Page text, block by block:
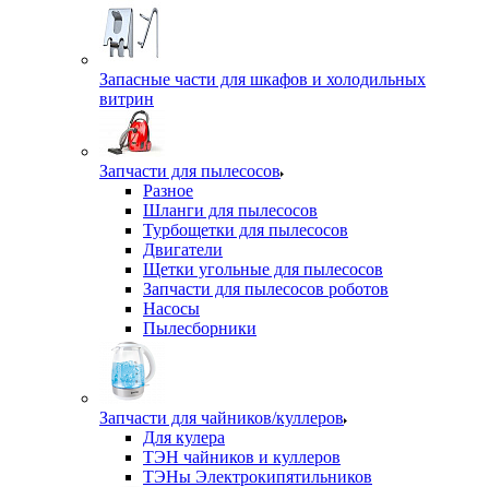
Запасные части для шкафов и холодильных
витрин
Запчасти для пылесосов
Разное
Шланги для пылесосов
Турбощетки для пылесосов
Двигатели
Щетки угольные для пылесосов
Запчасти для пылесосов роботов
Насосы
Пылесборники
Запчасти для чайников/куллеров
Для кулера
ТЭН чайников и куллеров
ТЭНы Электрокипятильников